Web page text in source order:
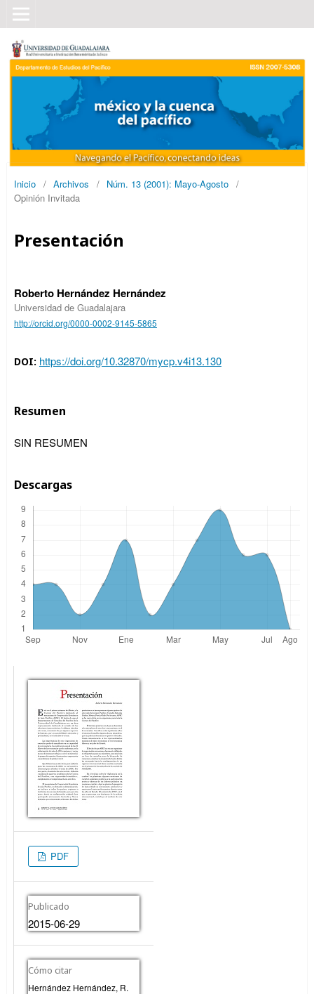
Inicio / Archivos / Núm. 13 (2001): Mayo-Agosto /
Opinión Invitada
Presentación
Roberto Hernández Hernández
Universidad de Guadalajara
http://orcid.org/0000-0002-9145-5865
DOI: https://doi.org/10.32870/mycp.v4i13.130
Resumen
SIN RESUMEN
Descargas
PDF
Publicado
2015-06-29
Cómo citar
Hernández Hernández, R.